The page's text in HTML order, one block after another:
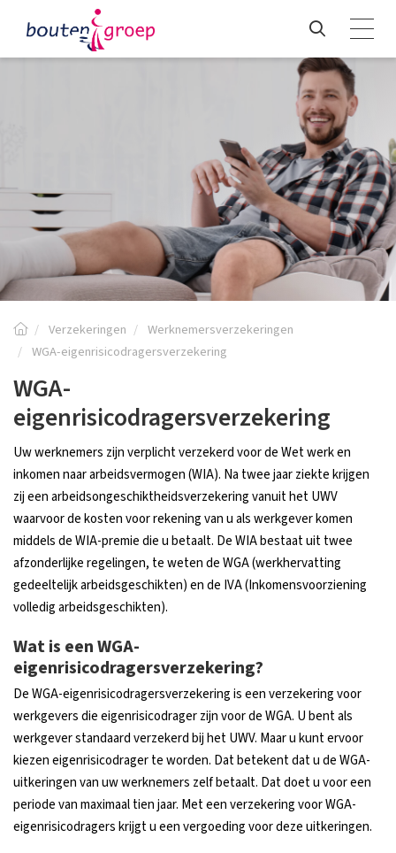
Verzekeringen
Werknemersverzekeringen
WGA-eigenrisicodragersverzekering
WGA-
eigenrisicodragersverzekering
Uw werknemers zijn verplicht verzekerd voor de Wet werk en
inkomen naar arbeidsvermogen (WIA). Na twee jaar ziekte krijgen
zij een arbeidsongeschiktheidsverzekering vanuit het UWV
waarvoor de kosten voor rekening van u als werkgever komen
middels de WIA-premie die u betaalt. De WIA bestaat uit twee
afzonderlijke regelingen, te weten de WGA (werkhervatting
gedeeltelijk arbeidsgeschikten) en de IVA (Inkomensvoorziening
volledig arbeidsgeschikten).
Wat is een WGA-
eigenrisicodragersverzekering?
De WGA-eigenrisicodragersverzekering is een verzekering voor
werkgevers die eigenrisicodrager zijn voor de WGA. U bent als
werkgever standaard verzekerd bij het UWV. Maar u kunt ervoor
kiezen eigenrisicodrager te worden. Dat betekent dat u de WGA-
uitkeringen van uw werknemers zelf betaalt. Dat doet u voor een
periode van maximaal tien jaar. Met een verzekering voor WGA-
eigenrisicodragers krijgt u een vergoeding voor deze uitkeringen.